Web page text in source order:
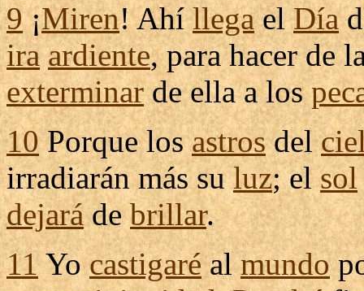
9¡Miren! AhíllegaelDía
ira ardiente, para hacer de
exterminarde ella a los
10Porque losastrosdel
irradiaránmás suluz; elsol
dejarádebrillar.
11Yocastigaréalmundo